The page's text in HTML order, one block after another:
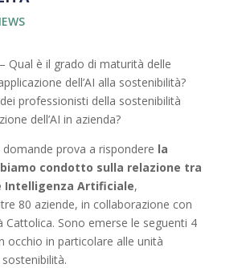
Qual è il grado di maturità delle
dell’AI alla sostenibilità?
professionisti della sostenibilità
dell’AI in azienda?
prova a rispondere la
condotto sulla relazione tra
Intelligenza Artificiale,
80 aziende, in collaborazione con
Cattolica. Sono emerse le seguenti 4
occhio in particolare alle unità